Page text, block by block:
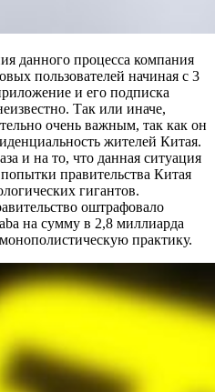
данного процесса компания
пользователей начиная с 3
и его подписка
Так или иначе,
очень важным, так как он
жителей Китая.
и на то, что данная ситуация
правительства Китая
гигантов.
оштрафовало
на сумму в 2,8 миллиарда
практику.